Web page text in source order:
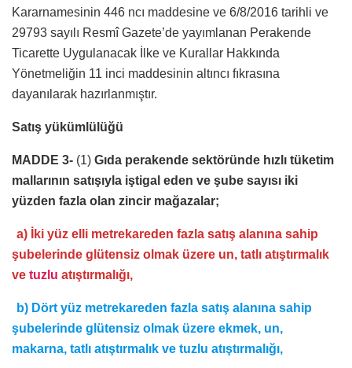
Kararnamesinin 446 ncı maddesine ve 6/8/2016 tarihli ve
29793 sayılı Resmî Gazete’de yayımlanan Perakende
Ticarette Uygulanacak İlke ve Kurallar Hakkında
Yönetmeliğin 11 inci maddesinin altıncı fıkrasına
dayanılarak hazırlanmıştır.
Satış yükümlülüğü
MADDE 3- (1) Gıda perakende sektöründe hızlı tüketim
mallarının satışıyla iştigal eden ve şube sayısı iki
yüzden fazla olan zincir mağazalar;
a) İki yüz elli metrekareden fazla satış alanına sahip
şubelerinde glütensiz olmak üzere un, tatlı atıştırmalık
ve tuzlu atıştırmalığı,
b) Dört yüz metrekareden fazla satış alanına sahip
şubelerinde glütensiz olmak üzere ekmek, un,
makarna, tatlı atıştırmalık ve tuzlu atıştırmalığı,